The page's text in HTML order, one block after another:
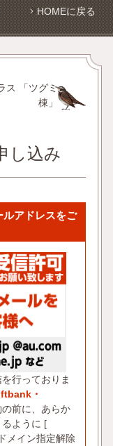
HOMEに戻る
ス 「ツグミ
棟」
し込み
ルアドレスをご
行っておりま
・
前に、あらか
るように [
メイン指定解除